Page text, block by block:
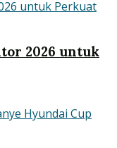
2026 untuk